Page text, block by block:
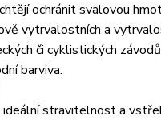
ochránit svalovou
vytrvalostních a
či cyklistických
barviva.
stravitelnost a